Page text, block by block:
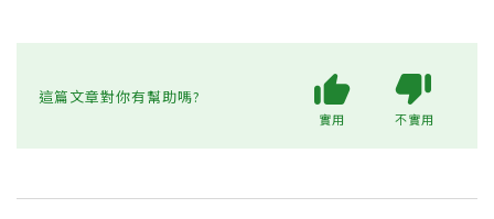
這篇文章對你有幫助嗎?
實用 不實用